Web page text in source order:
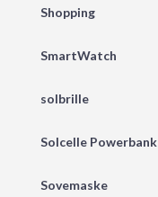
Shopping
SmartWatch
solbrille
Solcelle Powerbank
Sovemaske